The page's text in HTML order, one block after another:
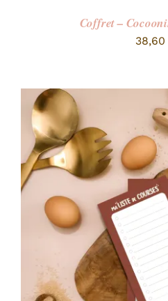
Coffret –
38,60